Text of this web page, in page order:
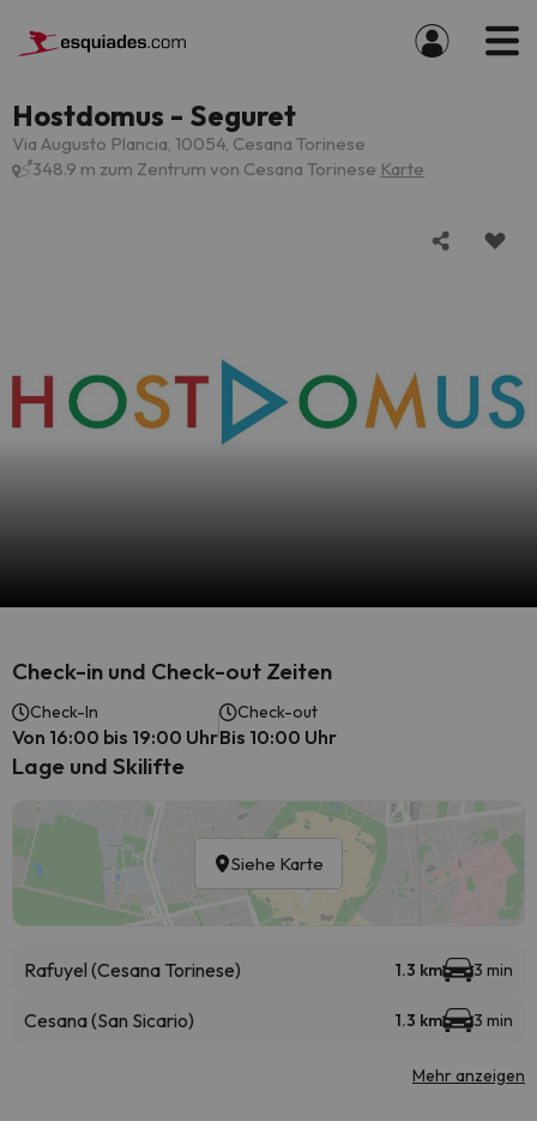
Hostdomus - Seguret
Via Augusto Plancia, 10054, Cesana Torinese
348.9 m zum Zentrum von Cesana Torinese Karte
Check-in und Check-out Zeiten
Check-In
Von 16:00 bis 19:00 Uhr
Check-out
Bis 10:00 Uhr
Lage und Skilifte
Siehe Karte
Rafuyel (Cesana Torinese) 1.3 km 3 min
Cesana (San Sicario) 1.3 km 3 min
Mehr anzeigen